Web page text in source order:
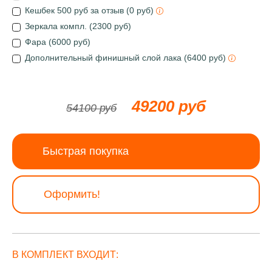
Кешбек 500 руб за отзыв (0 руб)
Зеркала компл. (2300 руб)
Фара (6000 руб)
Дополнительный финишный слой лака (6400 руб)
54100 руб 49200 руб
Быстрая покупка
Оформить!
В КОМПЛЕКТ ВХОДИТ: